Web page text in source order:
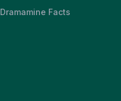
Dramamine Facts